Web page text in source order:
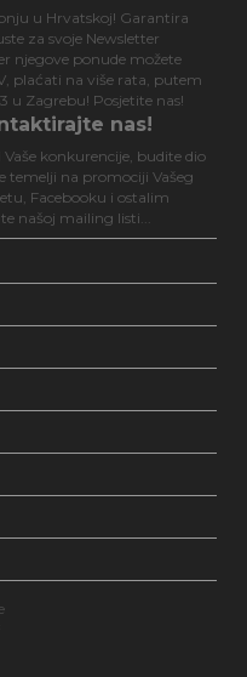
u Hrvatskoj! Garantira
za svoje Newsletter
njegove ponude možete
plaćati na više rata, putem
u Zagrebu! Posjetite nas!
nas!
konkurencije, budite dio
temelji na promociji Vašeg
Facebooku i ostalim
našoj mailing listi...